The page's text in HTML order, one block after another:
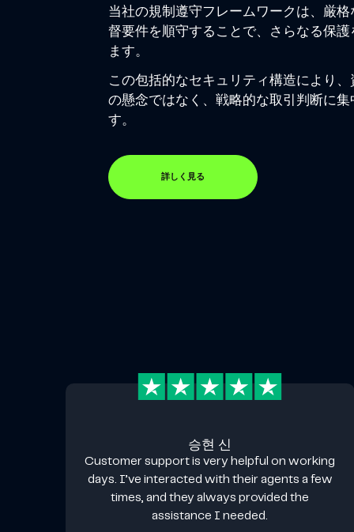
当社の規制遵守フレームワークは、厳格
督要件を順守することで、さらなる保護
ます。
この包括的なセキュリティ構造により、
の懸念ではなく、戦略的な取引判断に集
す。
詳しく見る
승현 신
Customer support is very helpful on working
days. I’ve interacted with their agents a few
times, and they always provided the
assistance I needed.